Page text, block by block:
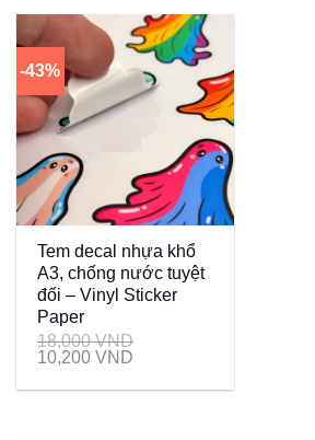
-43%
Tem decal nhựa khổ
A3, chống nước tuyệt
đối – Vinyl Sticker
Paper
18,000VND
10,200 VND